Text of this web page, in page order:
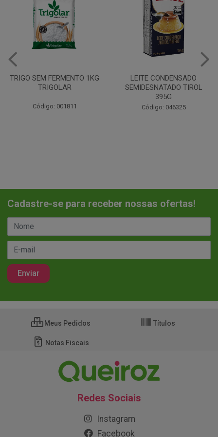
LEITE CONDENSADO
SEMIDESNATADO TIROL
Código: 046325
CHANTILINHO EM PO 400G
MIX
Código: 037442
Cadastre-se para receber nossas ofertas!
Meus Pedidos Títulos
Notas Fiscais
Redes Sociais
Instagram
Facebook